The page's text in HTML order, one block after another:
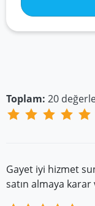
Toplam: 20
Gayet iyi hizmet
satın almaya